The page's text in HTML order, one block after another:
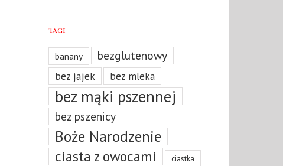
Tagi
banany bezglutenowy
bez jajek bez mleka
bez mąki pszennej
bez pszenicy
Boże Narodzenie
ciasta z owocami ciastka